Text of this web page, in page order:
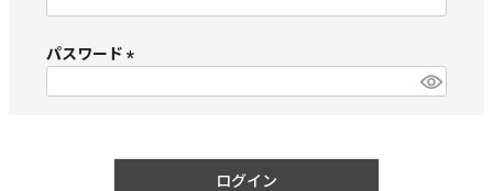
)
パスワード
ログイン